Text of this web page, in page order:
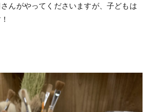
んがやってくださいますが、子どもは